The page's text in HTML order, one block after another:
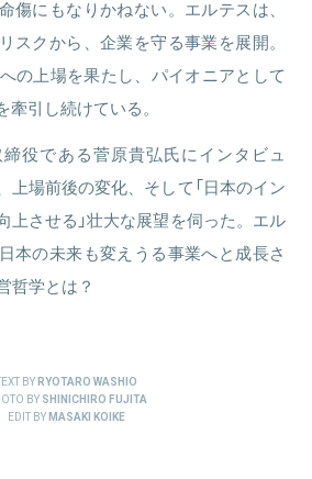
傷にもなりかねない。エルテスは、
スクから、企業を守る事業を展開。
の上場を果たし、パイオニアとして
引し続けている。
役である菅原貴弘氏にインタビュ
上場前後の変化、そして「日本のイン
上させる」壮大な展望を伺った。エル
本の未来も変えうる事業へと成長さ
哲学とは？
BYRYOTARO WASHIO
BY SHINICHIRO FUJITA
EDIT BYMASAKI KOIKE